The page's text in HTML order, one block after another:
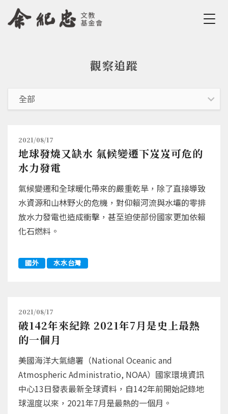
Jump to Navigation
Jump to Main content
觀察追蹤
2021/08/17
地球發燒又缺水 氣候變遷下岌岌可危的
水力發電
氣候變遷和全球暖化帶來的嚴重乾旱，除了直接導致
水資源和山林野火的危機，對仰賴河流與水壩的零排
放水力發電也造成衝擊，甚至迫使部份國家更加依賴
化石燃料。
國外 水水台灣
2021/08/17
破142年來紀錄 2021年7月是史上最熱
的一個月
美國海洋大氣總署（National Oceanic and
Atmospheric Administratio, NOAA）國家環境資訊
中心13日發表最新全球資料，自142年前開始記錄地
球溫度以來，2021年7月是最熱的一個月。